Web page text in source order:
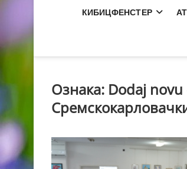
КИБИЦФЕНСТЕР
Ознака: Dodaj